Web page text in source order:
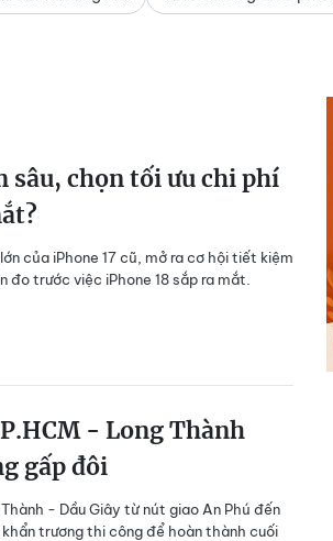
sâu, chọn tối ưu chi phí
của iPhone 17 cũ, mở ra cơ hội tiết kiệm
đo trước việc iPhone 18 sắp ra mắt.
- Long Thành
gấp đôi
- Dầu Giây từ nút giao An Phú đến
trương thi công để hoàn thành cuối